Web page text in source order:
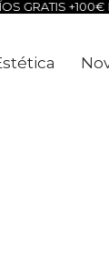
+100€ EN